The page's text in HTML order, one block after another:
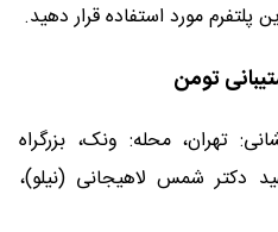
مورد استفاده قرار دهید.
تومن
تماس: ۰۲۱۹۱۰۰۷۸۹۱ نشانی: تهران، محله: ونک، بزرگراه
دکتر شمس لاهیجانی (نیلو)،